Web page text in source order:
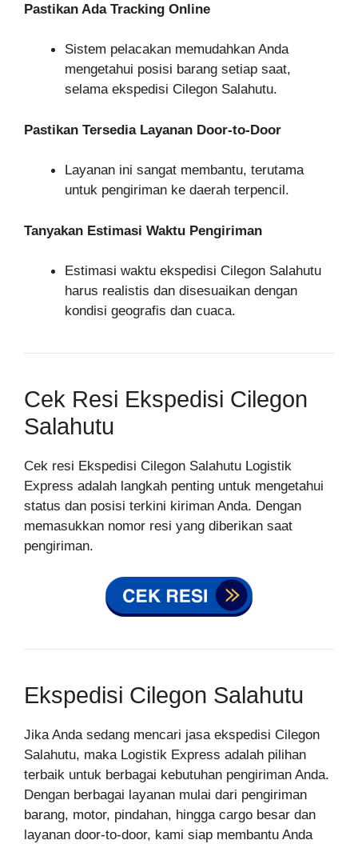
Pastikan Ada Tracking Online
Sistem pelacakan memudahkan Anda
mengetahui posisi barang setiap saat,
selama ekspedisi Cilegon Salahutu.
Pastikan Tersedia Layanan Door-to-Door
Layanan ini sangat membantu, terutama
untuk pengiriman ke daerah terpencil.
Tanyakan Estimasi Waktu Pengiriman
Estimasi waktu ekspedisi Cilegon Salahutu
harus realistis dan disesuaikan dengan
kondisi geografis dan cuaca.
Cek Resi Ekspedisi Cilegon
Salahutu
Cek resi Ekspedisi Cilegon Salahutu Logistik
Express adalah langkah penting untuk mengetahui
status dan posisi terkini kiriman Anda. Dengan
memasukkan nomor resi yang diberikan saat
pengiriman.
Ekspedisi Cilegon Salahutu
Jika Anda sedang mencari jasa ekspedisi Cilegon
Salahutu, maka Logistik Express adalah pilihan
terbaik untuk berbagai kebutuhan pengiriman Anda.
Dengan berbagai layanan mulai dari pengiriman
barang, motor, pindahan, hingga cargo besar dan
layanan door-to-door, kami siap membantu Anda